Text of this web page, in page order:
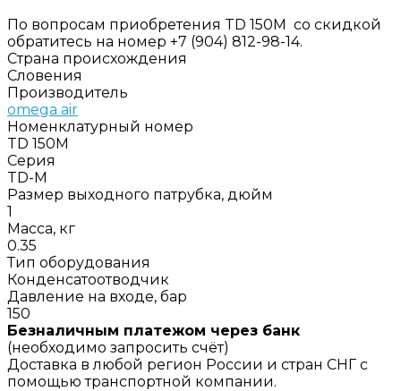
По вопросам приобретения TD 150M со скидкой
обратитесь на номер +7 (904) 812-98-14.
Страна происхождения
Словения
Производитель
omega air
Номенклатурный номер
TD 150M
Серия
TD-M
Размер выходного патрубка, дюйм
1
Масса, кг
0.35
Тип оборудования
Конденсатоотводчик
Давление на входе, бар
150
Безналичным платежом через банк
(необходимо запросить счёт)
Доставка в любой регион России и стран СНГ с
помощью транспортной компании.